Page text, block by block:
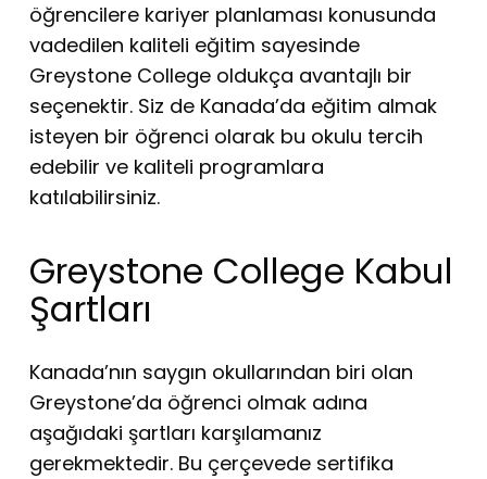
öğrencilere kariyer planlaması konusunda
vadedilen kaliteli eğitim sayesinde
Greystone College oldukça avantajlı bir
seçenektir. Siz de Kanada’da eğitim almak
isteyen bir öğrenci olarak bu okulu tercih
edebilir ve kaliteli programlara
katılabilirsiniz.
Greystone College Kabul
Şartları
Kanada’nın saygın okullarından biri olan
Greystone’da öğrenci olmak adına
aşağıdaki şartları karşılamanız
gerekmektedir. Bu çerçevede sertifika